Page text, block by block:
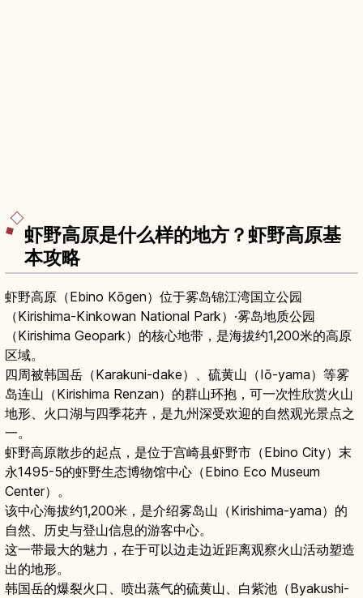
虾野高原是什么样的地方？虾野高原基
本攻略
虾野高原（Ebino Kōgen）位于雾岛锦江湾国立公园
（Kirishima-Kinkowan National Park）·雾岛地质公园
（Kirishima Geopark）的核心地带，是海拔约1,200米的高原
区域。
四周被韩国岳（Karakuni-dake）、硫黄山（Iō-yama）等雾
岛连山（Kirishima Renzan）的群山环抱，可一次性欣赏火山
地形、火口湖与四季花卉，是九州深受欢迎的自然观光景点之
一。
虾野高原散步的起点，是位于宫崎县虾野市（Ebino City）末
永1495-5的虾野生态博物馆中心（Ebino Eco Museum
Center）。
该中心海拔约1,200米，是介绍雾岛山（Kirishima-yama）的
自然、历史与登山信息的游客中心。
这一带最大的魅力，在于可以边走边近距离观察火山活动塑造
出的地形。
韩国岳的爆裂火口、喷出蒸气的硫黄山、白紫池（Byakushi-